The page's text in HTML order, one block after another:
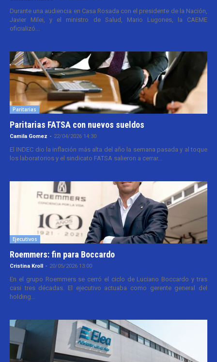
Durante una audiencia en Casa Rosada con el presidente de la Nación,
Javier Milei, y el ministro de Salud, Mario Lugones, la CAEME
oficializó...
Paritarias
Paritarias FATSA con nuevos sueldos
Camila Gomez - 22/04/2026 14:30
El INDEC dio la inflación más alta del año la semana pasada y al toque
los laboratorios y el sindicato FATSA salieron a cerrar...
Ejecutivos
Roemmers: fin para Boccardo
Cristina Kroll - 20/05/2026 13:00
En el grupo Roemmers se cerró el ciclo de Luciano Boccardo y tras
casi tres décadas. El ejecutivo actuaba como gerente general del
holding...